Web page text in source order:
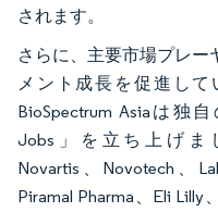
されます。
さらに、主要市場プレ
メント成長を促進して
BioSpectrum Asiaは独
Jobs」を立ち上げま
Novartis、Novotech、
Piramal Pharma、Eli